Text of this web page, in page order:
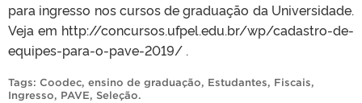
para ingresso nos cursos de graduação da Universidade.
Veja em http://concursos.ufpel.edu.br/wp/cadastro-de-
equipes-para-o-pave-2019/ .
Tags: Coodec, ensino de graduação, Estudantes, Fiscais,
Ingresso, PAVE, Seleção.